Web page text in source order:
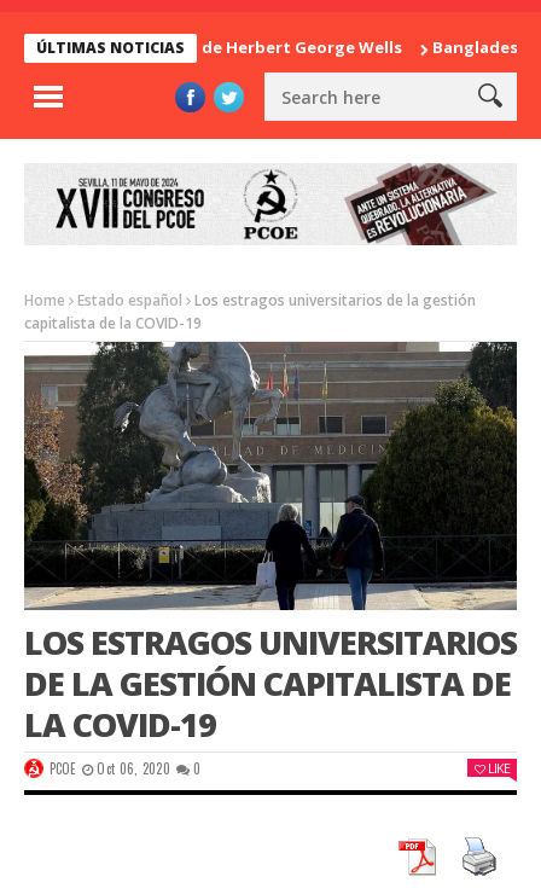
ÚLTIMAS NOTICIAS
La sorpresa de Herbert George Wells Bangladesh:
Home Estado español
Los estragos universitarios de la gestión
capitalista de la COVID-19
LOS ESTRAGOS UNIVERSITARIOS
DE LA GESTIÓN CAPITALISTA DE
LA COVID-19
PCOE Oct 06, 2020 0 LIKE